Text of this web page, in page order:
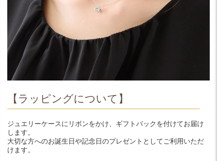
【ラッピングについて】
ジュエリーケースにリボンをかけ、ギフトバックを付けてお届け
します。
大切な方へのお誕生日や記念日のプレゼントとしてご利用いただ
けます。